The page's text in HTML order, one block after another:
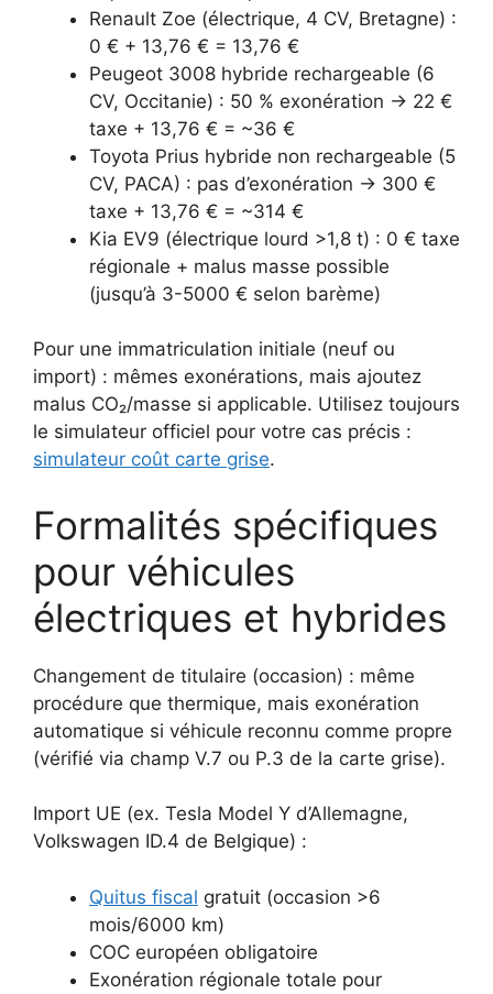
Renault Zoe (électrique, 4 CV, Bretagne) :
0 € + 13,76 € = 13,76 €
Peugeot 3008 hybride rechargeable (6
CV, Occitanie) : 50 % exonération → 22 €
taxe + 13,76 € = ~36 €
Toyota Prius hybride non rechargeable (5
CV, PACA) : pas d’exonération → 300 €
taxe + 13,76 € = ~314 €
Kia EV9 (électrique lourd >1,8 t) : 0 € taxe
régionale + malus masse possible
(jusqu’à 3-5000 € selon barème)
Pour une immatriculation initiale (neuf ou
import) : mêmes exonérations, mais ajoutez
malus CO₂/masse si applicable. Utilisez toujours
le simulateur officiel pour votre cas précis :
simulateur coût carte grise.
Formalités spécifiques
pour véhicules
électriques et hybrides
Changement de titulaire (occasion) : même
procédure que thermique, mais exonération
automatique si véhicule reconnu comme propre
(vérifié via champ V.7 ou P.3 de la carte grise).
Import UE (ex. Tesla Model Y d’Allemagne,
Volkswagen ID.4 de Belgique) :
Quitus fiscal gratuit (occasion >6
mois/6000 km)
COC européen obligatoire
Exonération régionale totale pour